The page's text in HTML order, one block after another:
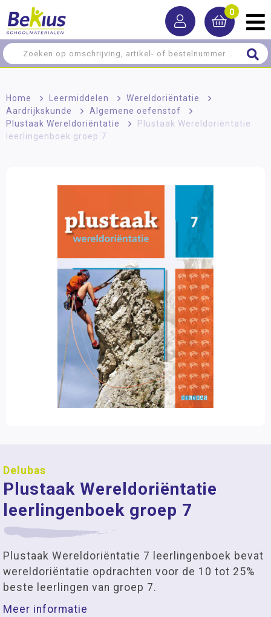
0
Home > Leermiddelen > Wereldoriëntatie
>
Aardrijkskunde
> Algemene oefenstof
>
Plustaak Wereldoriëntatie
>
Plustaak Wereldoriëntatie
leerlingenboek groep 7
Delubas
Plustaak Wereldoriëntatie
leerlingenboek groep 7
Plustaak Wereldoriëntatie 7 leerlingenboek bevat
wereldoriëntatie opdrachten voor de 10 tot 25%
beste leerlingen van groep 7.
Meer informatie